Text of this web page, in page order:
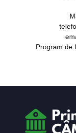
Program de